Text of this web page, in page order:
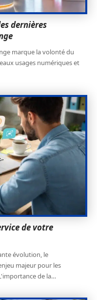
dernières
marque la volonté du
usages numériques et
de votre
évolution, le
majeur pour les
de la…